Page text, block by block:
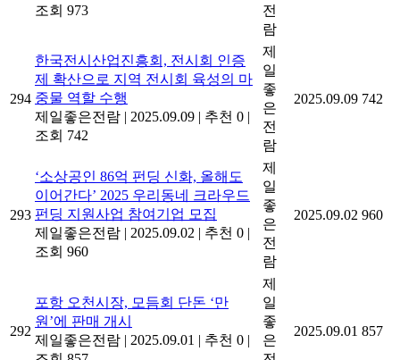
조회 973
전
람
294
한국전시산업진흥회, 전시회 인증
제 확산으로 지역 전시회 육성의 마
중물 역할 수행
제일좋은전람 | 2025.09.09 | 추천 0 |
조회 742
제
일
좋
은
전
람
2025.09.09 742
293
‘소상공인 86억 펀딩 신화, 올해도
이어간다’ 2025 우리동네 크라우드
펀딩 지원사업 참여기업 모집
제일좋은전람 | 2025.09.02 | 추천 0 |
조회 960
제
일
좋
은
전
람
2025.09.02 960
292
포항 오천시장, 모듬회 단돈 ‘만
원’에 판매 개시
제일좋은전람 | 2025.09.01 | 추천 0 |
제
일
좋
은
2025.09.01 857